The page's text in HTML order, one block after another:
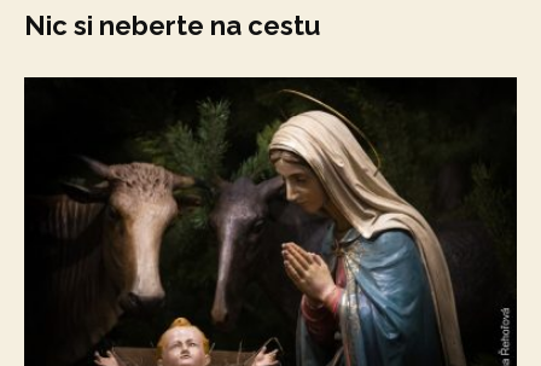
Nic si neberte na cestu